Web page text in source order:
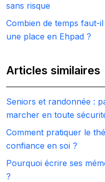
sans risque
Combien de temps
une place en Ehpad ?
Articles similaires
Seniors et randonnée :
marcher en toute
Comment pratiquer le
confiance en soi ?
Pourquoi écrire ses
?